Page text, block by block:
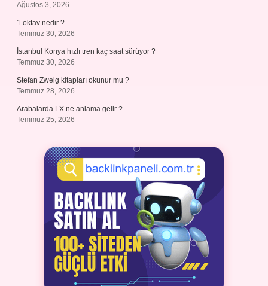
Ağustos 3, 2026
1 oktav nedir ?
Temmuz 30, 2026
İstanbul Konya hızlı tren kaç saat sürüyor ?
Temmuz 30, 2026
Stefan Zweig kitapları okunur mu ?
Temmuz 28, 2026
Arabalarda LX ne anlama gelir ?
Temmuz 25, 2026